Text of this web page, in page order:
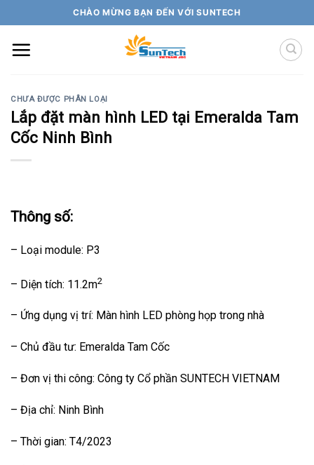
to
content
CHÀO MỪNG BẠN ĐẾN VỚI SUNTECH
CHƯA ĐƯỢC PHÂN LOẠI
Lắp đặt màn hình LED tại Emeralda Tam
Cốc Ninh Bình
Thông số:
– Loại module: P3
– Diện tích: 11.2m2
– Ứng dụng vị trí: Màn hình LED phòng họp trong nhà
– Chủ đầu tư: Emeralda Tam Cốc
– Đơn vị thi công: Công ty Cổ phần SUNTECH VIETNAM
– Địa chỉ: Ninh Bình
– Thời gian: T4/2023